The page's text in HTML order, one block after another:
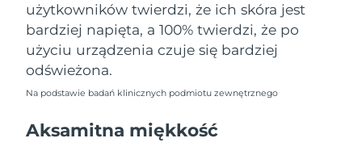
użytkowników twierdzi, że ich skóra jest
bardziej napięta, a 100% twierdzi, że po
użyciu urządzenia czuje się bardziej
odświeżona.
Na podstawie badań klinicznych podmiotu zewnętrznego
Aksamitna miękkość
Arabia Saudyjska
Oczekiwany czas dostawy
Singapur
Słowacja
Oczekiwany czas dostawy